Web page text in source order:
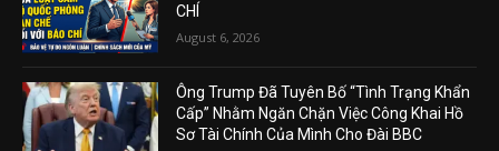
CHÍ
August 6, 2026
Ông Trump Đã Tuyên Bố “Tình Trạng Khẩn
Cấp” Nhằm Ngăn Chặn Việc Công Khai Hồ
Sơ Tài Chính Của Mình Cho Đài BBC